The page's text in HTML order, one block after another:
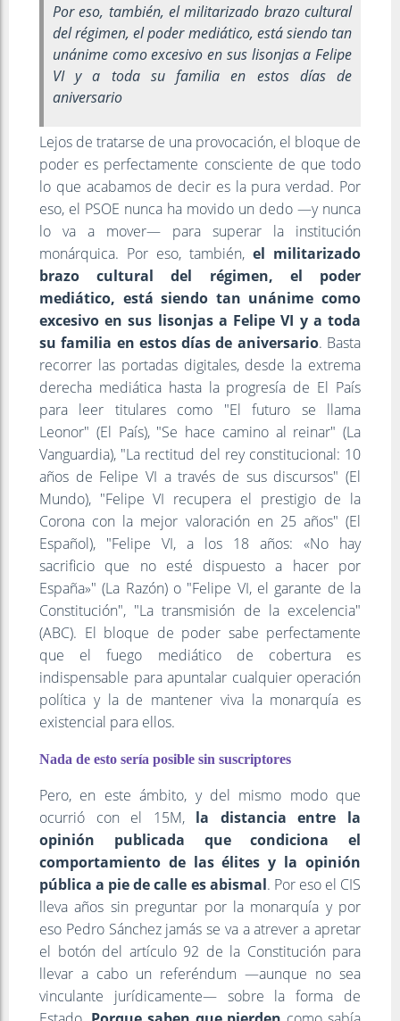
Por eso, también, el militarizado brazo cultural
del régimen, el poder mediático, está siendo tan
unánime como excesivo en sus lisonjas a Felipe
VI y a toda su familia en estos días de
aniversario
Lejos de tratarse de una provocación, el bloque de
poder es perfectamente consciente de que todo
lo que acabamos de decir es la pura verdad. Por
eso, el PSOE nunca ha movido un dedo —y nunca
lo va a mover— para superar la institución
monárquica. Por eso, también, el militarizado
brazo cultural del régimen, el poder
mediático, está siendo tan unánime como
excesivo en sus lisonjas a Felipe VI y a toda
su familia en estos días de aniversario. Basta
recorrer las portadas digitales, desde la extrema
derecha mediática hasta la progresía de El País
para leer titulares como "El futuro se llama
Leonor" (El País), "Se hace camino al reinar" (La
Vanguardia), "La rectitud del rey constitucional: 10
años de Felipe VI a través de sus discursos" (El
Mundo), "Felipe VI recupera el prestigio de la
Corona con la mejor valoración en 25 años" (El
Español), "Felipe VI, a los 18 años: «No hay
sacrificio que no esté dispuesto a hacer por
España»" (La Razón) o "Felipe VI, el garante de la
Constitución", "La transmisión de la excelencia"
(ABC). El bloque de poder sabe perfectamente
que el fuego mediático de cobertura es
indispensable para apuntalar cualquier operación
política y la de mantener viva la monarquía es
existencial para ellos.
Nada de esto sería posible sin suscriptores
Pero, en este ámbito, y del mismo modo que
ocurrió con el 15M, la distancia entre la
opinión publicada que condiciona el
comportamiento de las élites y la opinión
pública a pie de calle es abismal. Por eso el CIS
lleva años sin preguntar por la monarquía y por
eso Pedro Sánchez jamás se va a atrever a apretar
el botón del artículo 92 de la Constitución para
llevar a cabo un referéndum —aunque no sea
vinculante jurídicamente— sobre la forma de